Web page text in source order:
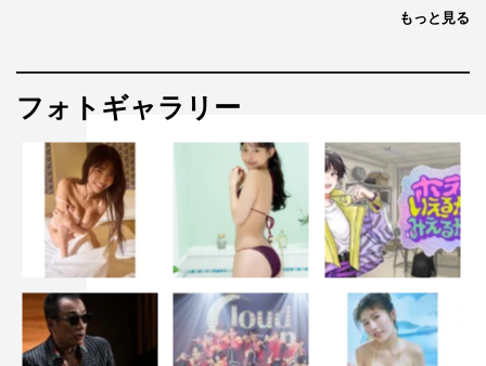
もっと見る
フォトギャラリー